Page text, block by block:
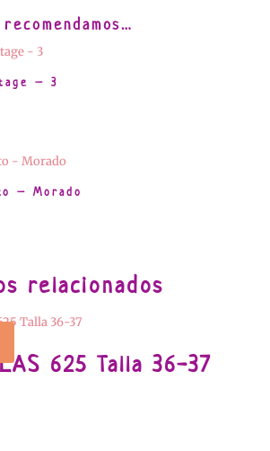
– 3
– Morado
relacionados
625 Talla 36-37